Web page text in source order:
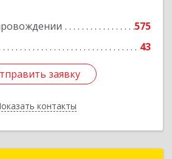
575
43
заявку
контакты
заявку
Назад